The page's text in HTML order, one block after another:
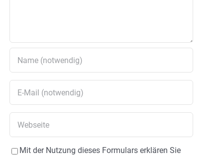
Mit der Nutzung dieses Formulars erklären Sie